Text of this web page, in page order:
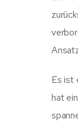
Es ist
hat